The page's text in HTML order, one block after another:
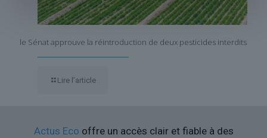
le Sénat approuve la réintroduction de deux pesticides interdits
Lire l’article
Actus Eco offre un accès clair et fiable à des